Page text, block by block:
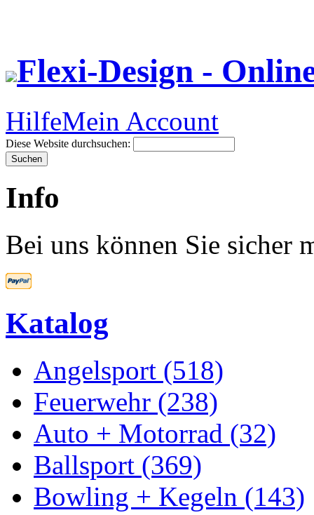
Flexi-Design -
HilfeMein Account
Diese Website durchsuchen:
Info
Bei uns können Sie sicher
Katalog
Angelsport (518)
Feuerwehr (238)
Auto + Motorrad (32)
Ballsport (369)
Bowling + Kegeln (143)